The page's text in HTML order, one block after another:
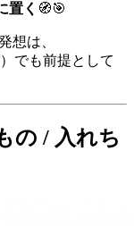
置く 🧭🎯
想は、
でも前提として
の / 入れち